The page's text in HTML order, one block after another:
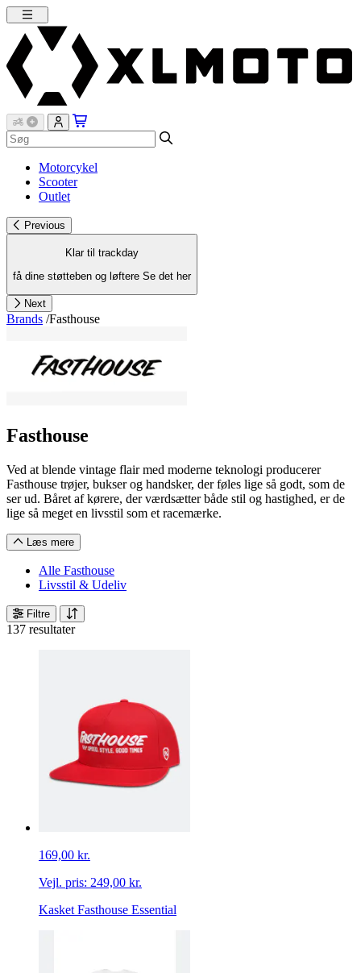
Motorcykel
Scooter
Outlet
Previous
Klar til trackday
få dine støtteben og løftere Se det her
Next
Brands /Fasthouse
Fasthouse
Ved at blende vintage flair med moderne teknologi producerer
Fasthouse trøjer, bukser og handsker, der føles lige så godt, som de
ser ud. Båret af kørere, der værdsætter både stil og hastighed, er de
lige så meget en livsstil som et racemærke.
Læs mere
Alle Fasthouse
Livsstil & Udeliv
Filtre
137 resultater
169,00 kr.
Vejl. pris: 249,00 kr.
Kasket Fasthouse Essential